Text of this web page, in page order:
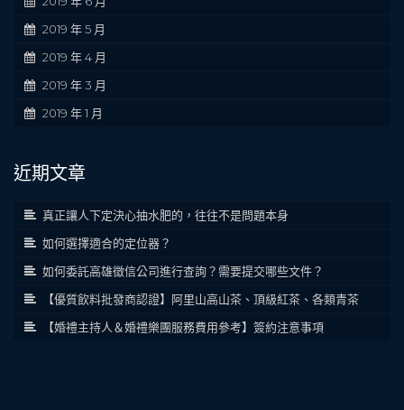
2019 年 5 月
2019 年 4 月
2019 年 3 月
2019 年 1 月
近期文章
真正讓人下定決心抽水肥的，往往不是問題本身
如何選擇適合的定位器？
如何委託高雄徵信公司進行查詢？需要提交哪些文件？
【優質飲料批發商認證】阿里山高山茶、頂級紅茶、各類青茶
【婚禮主持人＆婚禮樂團服務費用參考】簽約注意事項